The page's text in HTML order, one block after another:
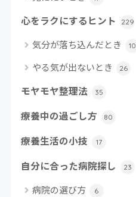
心をラクにするヒント 229
気分が落ち込んだとき 10
やる気が出ないとき 26
モヤモヤ整理法 35
療養中の過ごし方 80
療養生活の小技 17
自分に合った病院探し 23
病院の選び方 6